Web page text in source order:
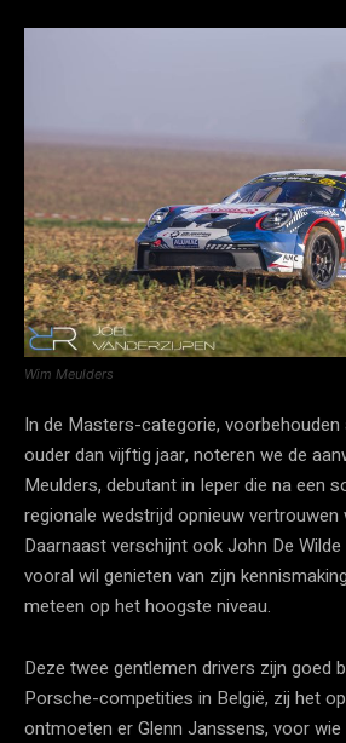
Wim Meulders
In de Masters-categorie, voorbehouden
ouder dan vijftig jaar, noteren we de
Meulders, debutant in Ieper die na een
regionale wedstrijd opnieuw vertrouwen
Daarnaast verschijnt ook John De
vooral wil genieten van zijn
meteen op het hoogste niveau.
Deze twee gentlemen drivers zijn goed
Porsche-competities in België, zij het
ontmoeten er Glenn Janssens, voor